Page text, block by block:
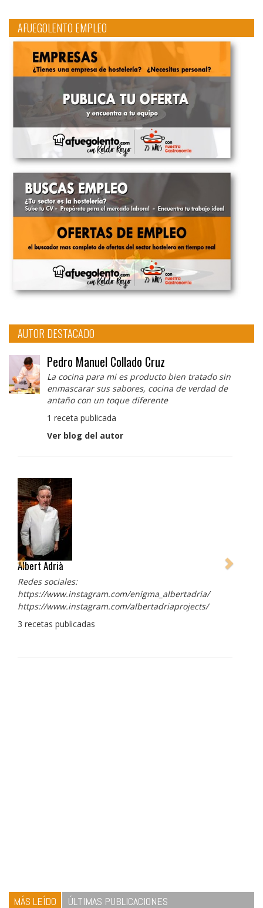
AFUEGOLENTO EMPLEO
AUTOR DESTACADO
Pedro Manuel Collado Cruz
La cocina para mi es producto bien tratado sin
enmascarar sus sabores, cocina de verdad de
antaño con un toque diferente
1 receta publicada
Ver blog del autor
Albert Adrià
Redes sociales:
https://www.instagram.com/enigma_albertadria/
https://www.instagram.com/albertadriaprojects/
3 recetas publicadas
MÁS LEÍDO ÚLTIMAS PUBLICACIONES